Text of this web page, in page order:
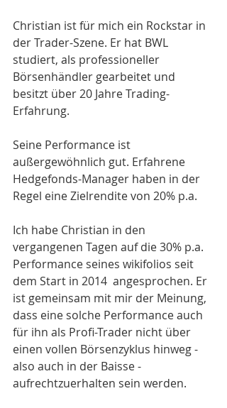
Christian ist für mich ein Rockstar in
der Trader-Szene. Er hat BWL
studiert, als professioneller
Börsenhändler gearbeitet und
besitzt über 20 Jahre Trading-
Erfahrung.
Seine Performance ist
außergewöhnlich gut. Erfahrene
Hedgefonds-Manager haben in der
Regel eine Zielrendite von 20% p.a.
Ich habe Christian in den
vergangenen Tagen auf die 30% p.a.
Performance seines wikifolios seit
dem Start in 2014  angesprochen. Er
ist gemeinsam mit mir der Meinung,
dass eine solche Performance auch
für ihn als Profi-Trader nicht über
einen vollen Börsenzyklus hinweg -
also auch in der Baisse -
aufrechtzuerhalten sein werden.